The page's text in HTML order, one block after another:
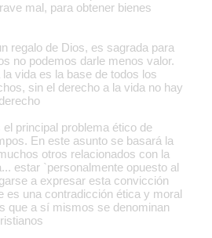
mal, para obtener bienes
regalo de Dios, es sagrada para
no podemos darle menos valor.
vida es la base de todos los
sin el derecho a la vida no hay
el principal problema ético de
En este asunto se basará la
otros relacionados con la
estar `personalmente opuesto al
a expresar esta convicción
es una contradicción ética y moral
que a sí mismos se denominan